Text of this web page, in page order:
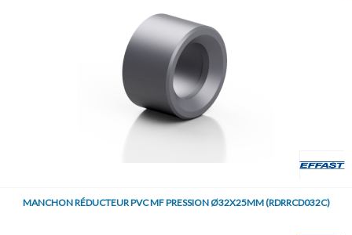
MANCHON RÉDUCTEUR PVC MF PRESSION Ø32X25MM (RDRRCD032C)